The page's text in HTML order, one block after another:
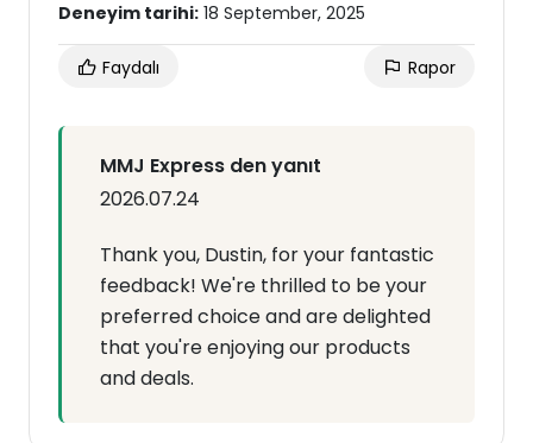
Deneyim tarihi: 18 September, 2025
Faydalı Rapor
MMJ Express den yanıt
2026.07.24
Thank you, Dustin, for your fantastic
feedback! We're thrilled to be your
preferred choice and are delighted
that you're enjoying our products
and deals.